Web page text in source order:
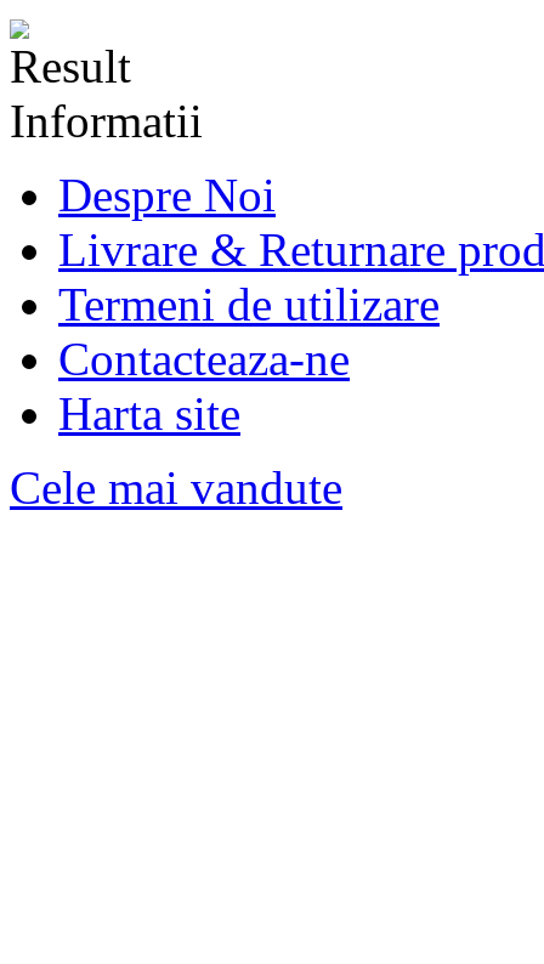
Informatii
Despre Noi
Livrare & Returnare
Termeni de utilizare
Contacteaza-ne
Harta site
Cele mai vandute